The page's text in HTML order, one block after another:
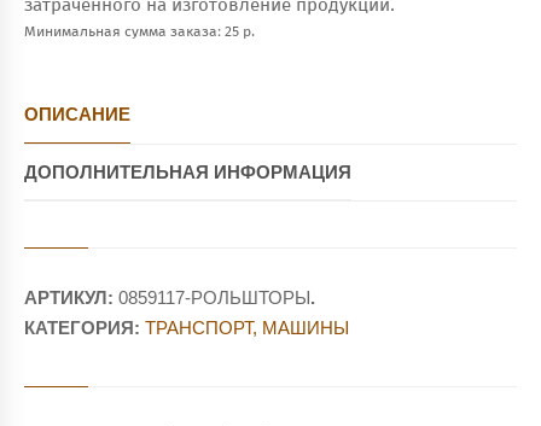
затраченного на изготовление продукции.
Минимальная сумма заказа: 25 р.
ОПИСАНИЕ
ДОПОЛНИТЕЛЬНАЯ ИНФОРМАЦИЯ
АРТИКУЛ: 0859117-РОЛЬШТОРЫ.
КАТЕГОРИЯ: ТРАНСПОРТ, МАШИНЫ